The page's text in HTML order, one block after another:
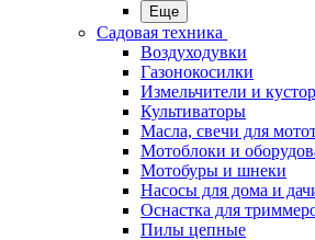
Еще
Садовая техника
Воздуходувки
Газонокосилки
Измельчители и
Культиваторы
Масла, свечи для
Мотоблоки и
Мотобуры и шнеки
Насосы для дома и
Оснастка для
Пилы цепные